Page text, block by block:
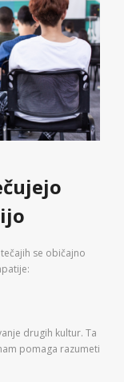
se običajno
drugih kultur. Ta
pomaga razumeti